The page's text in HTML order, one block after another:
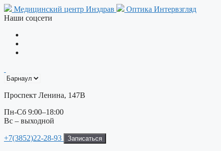
Перейти
к
Медицинский центр Инздрав
Оптика Интервзгляд
Наши соцсети
Проспект Ленина, 147В
Пн-Сб 9:00–18:00
Вс – выходной
+7(3852)22-28-93 Записаться